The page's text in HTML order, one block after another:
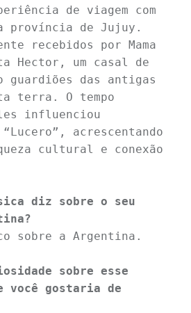
de viagem com
província de Jujuy.
recebidos por Mama
Hector, um casal de
guardiões das antigas
terra. O tempo
influenciou
“Lucero”, acrescentando
cultural e conexão
diz sobre o seu
sobre a Argentina.
sobre esse
você gostaria de